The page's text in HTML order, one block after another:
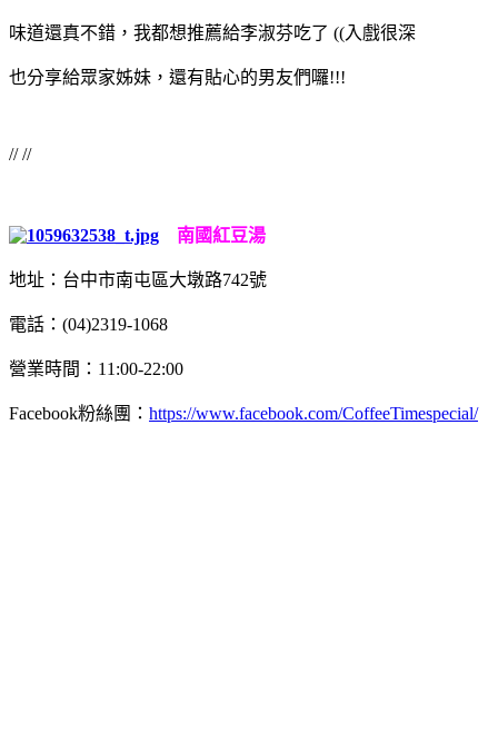
味道還真不錯，我都想推薦給李淑芬吃了 ((入戲很深
也分享給眾家姊妹，還有貼心的男友們囉!!!
// //
南國紅豆湯
地址：台中市南屯區大墩路742號
電話：(04)2319-1068
營業時間：11:00-22:00
Facebook粉絲團： https://www.facebook.com/CoffeeTimespecial/